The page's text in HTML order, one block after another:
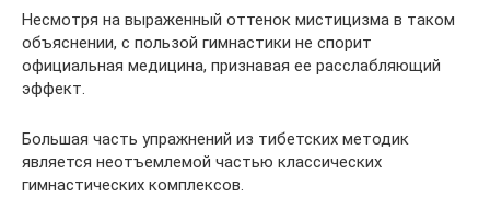
Несмотря на выраженный оттенок мистицизма в таком
объяснении, с пользой гимнастики не спорит
официальная медицина, признавая ее расслабляющий
эффект.
Большая часть упражнений из тибетских методик
является неотъемлемой частью классических
гимнастических комплексов.